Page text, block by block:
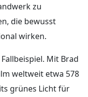
zu
die bewusst
wirken.
Mit Brad
weltweit etwa 578
grünes Licht für